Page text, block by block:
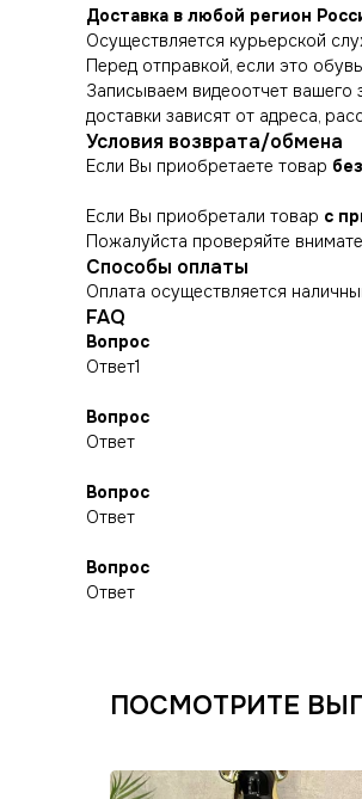
Доставка в любой регион
Осуществляется курьерской
Перед отправкой, если это
Записываем видеоотчет вашего
доставки зависят от адреса,
Условия возврата/обмена
Если Вы приобретаете товар
Если Вы приобретали товар с
Пожалуйста проверяйте
Способы оплаты
Оплата осуществляется
FAQ
Вопрос
Ответ1
Вопрос
Ответ
Вопрос
Ответ
Вопрос
Ответ
ПОСМОТРИТЕ